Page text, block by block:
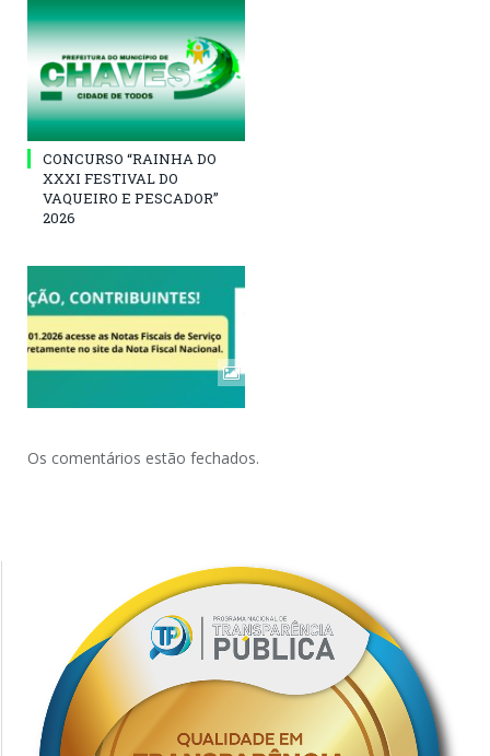
CONCURSO “RAINHA DO
XXXI FESTIVAL DO
VAQUEIRO E PESCADOR”
2026
Os comentários estão fechados.